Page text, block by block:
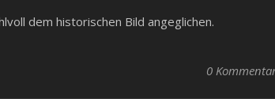
dem historischen Bild angeglichen.
0